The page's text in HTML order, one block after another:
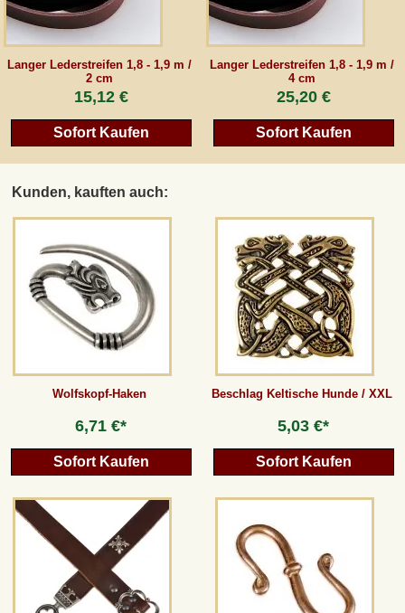
Langer Lederstreifen 1,8 - 1,9 m /
2 cm
15,12 €
Sofort Kaufen
Langer Lederstreifen 1,8 - 1,9 m /
4 cm
25,20 €
Sofort Kaufen
Kunden, kauften auch:
Wolfskopf-Haken
6,71 €*
Sofort Kaufen
Beschlag Keltische Hunde / XXL
5,03 €*
Sofort Kaufen